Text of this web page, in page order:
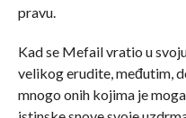
pravu.
Kad se Mefail vratio u
velikog erudite, međutim,
mnogo onih kojima je